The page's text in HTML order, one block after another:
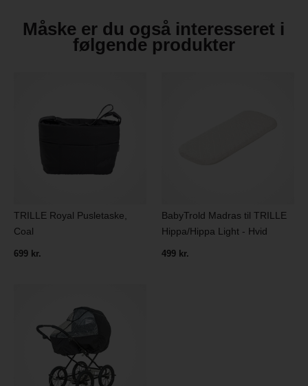
Måske er du også interesseret i
følgende produkter
TRILLE Royal Pusletaske,
Coal
699 kr.
BabyTrold Madras til TRILLE
Hippa/Hippa Light - Hvid
499 kr.